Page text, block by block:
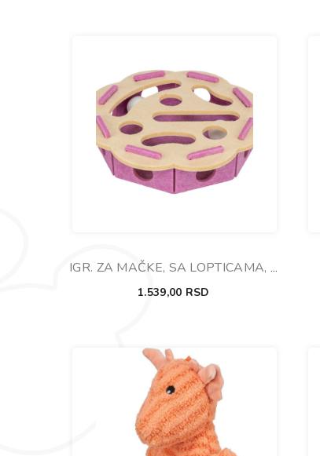
IGR. ZA MAČKE, SA LOPTICAMA, U
OBLIKU CVETA, 30X7,5CM
1.539,00 RSD